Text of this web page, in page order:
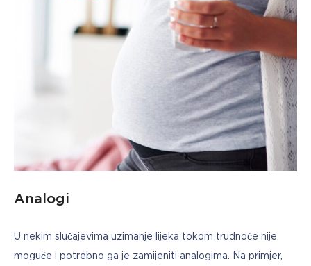
Analogi
U nekim slučajevima uzimanje lijeka tokom trudnoće nije
moguće i potrebno ga je zamijeniti analogima. Na primjer,